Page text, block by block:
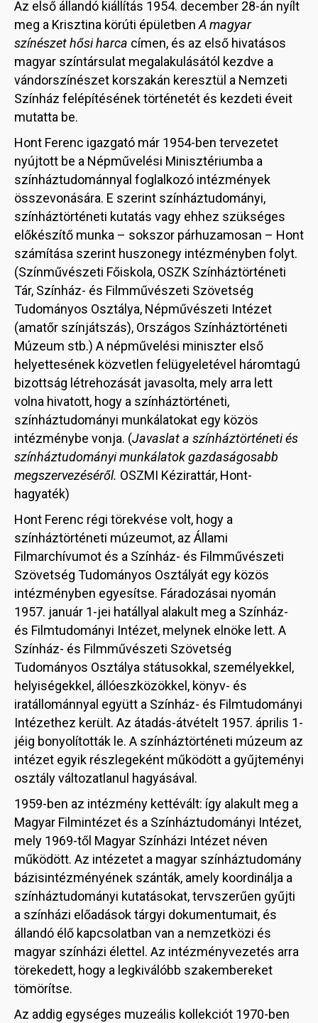
Az első állandó kiállítás 1954. december 28-án nyílt
meg a Krisztina körúti épületbenA magyar
színészet hősi harca címen, és az első hivatásos
magyar színtársulat megalakulásától kezdve a
vándorszínészet korszakán keresztül a Nemzeti
Színház felépítésének történetét és kezdeti éveit
mutatta be.
Hont Ferenc igazgató már 1954-ben tervezetet
nyújtott be a Népművelési Minisztériumba a
színháztudománnyal foglalkozó intézmények
összevonására. E szerint színháztudományi,
színháztörténeti kutatás vagy ehhez szükséges
előkészítő munka – sokszor párhuzamosan – Hont
számítása szerint huszonegy intézményben folyt.
(Színművészeti Főiskola, OSZK Színháztörténeti
Tár, Színház- és Filmművészeti Szövetség
Tudományos Osztálya, Népművészeti Intézet
(amatőr színjátszás), Országos Színháztörténeti
Múzeum stb.) A népművelési miniszter első
helyettesének közvetlen felügyeletével háromtagú
bizottság létrehozását javasolta, mely arra lett
volna hivatott, hogy a színháztörténeti,
színháztudományi munkálatokat egy közös
intézménybe vonja. (Javaslat a színháztörténeti és
színháztudományi munkálatok gazdaságosabb
megszervezéséről. OSZMI Kézirattár, Hont-
hagyaték)
Hont Ferenc régi törekvése volt, hogy a
színháztörténeti múzeumot, az Állami
Filmarchívumot és a Színház- és Filmművészeti
Szövetség Tudományos Osztályát egy közös
intézményben egyesítse. Fáradozásai nyomán
1957. január 1-jei hatállyal alakult meg a Színház-
és Filmtudományi Intézet, melynek elnöke lett. A
Színház- és Filmművészeti Szövetség
Tudományos Osztálya státusokkal, személyekkel,
helyiségekkel, állóeszközökkel, könyv- és
iratállománnyal együtt a Színház- és Filmtudományi
Intézethez került. Az átadás-átvételt 1957. április 1-
jéig bonyolították le. A színháztörténeti múzeum az
intézet egyik részlegeként működött a gyűjteményi
osztály változatlanul hagyásával.
1959-ben az intézmény kettévált: így alakult meg a
Magyar Filmintézet és a Színháztudományi Intézet,
mely 1969-től Magyar Színházi Intézet néven
működött. Az intézetet a magyar színháztudomány
bázisintézményének szánták, amely koordinálja a
színháztudományi kutatásokat, tervszerűen gyűjti
a színházi előadások tárgyi dokumentumait, és
állandó élő kapcsolatban van a nemzetközi és
magyar színházi élettel. Az intézményvezetés arra
törekedett, hogy a legkiválóbb szakembereket
tömörítse.
Az addig egységes muzeális kollekciót 1970-ben